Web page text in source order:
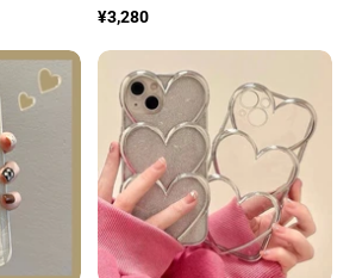
¥3,280